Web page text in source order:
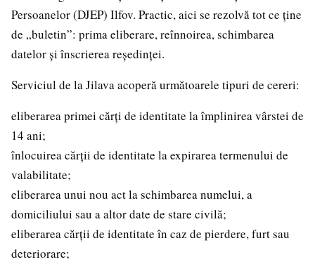
Persoanelor (DJEP) Ilfov. Practic, aici se rezolvă tot ce ține
de „buletin”: prima eliberare, reînnoirea, schimbarea
datelor și înscrierea reședinței.
Serviciul de la Jilava acoperă următoarele tipuri de cereri:
eliberarea primei cărți de identitate la împlinirea vârstei de
14 ani;
înlocuirea cărții de identitate la expirarea termenului de
valabilitate;
eliberarea unui nou act la schimbarea numelui, a
domiciliului sau a altor date de stare civilă;
eliberarea cărții de identitate în caz de pierdere, furt sau
deteriorare;